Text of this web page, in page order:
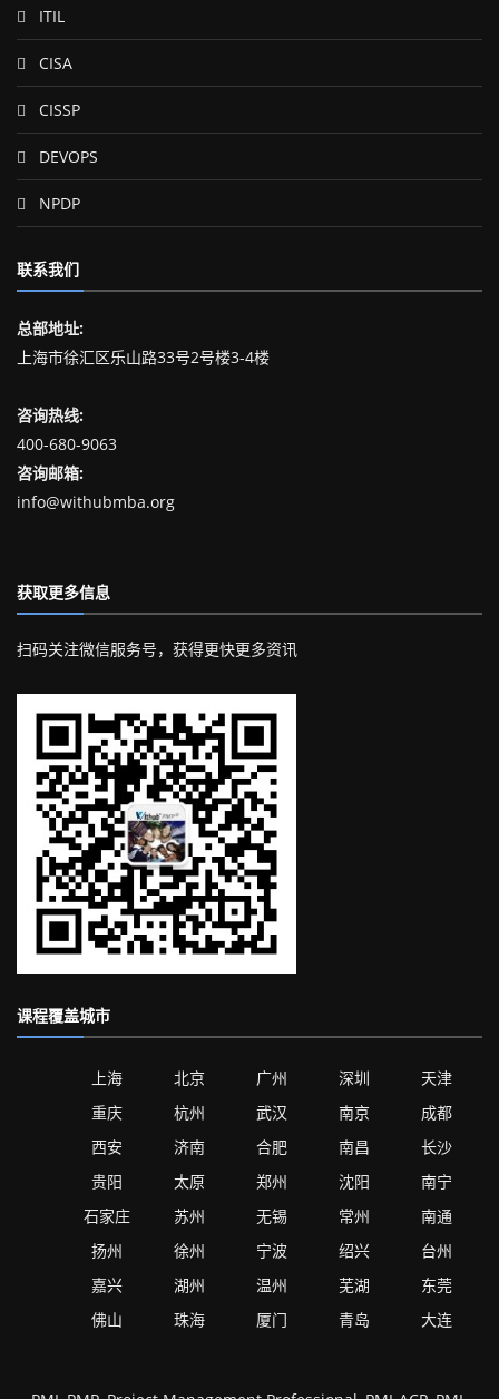
ITIL
CISA
CISSP
DEVOPS
NPDP
联系我们
总部地址:
上海市徐汇区乐山路33号2号楼3-4楼
咨询热线:
400-680-9063
咨询邮箱:
info@withubmba.org
获取更多信息
扫码关注微信服务号，获得更快更多资讯
课程覆盖城市
上海 北京 广州 深圳
天津
重庆
杭州 武汉 南京
成都
西安
济南 合肥 南昌
长沙
贵阳
太原 郑州 沈阳
南宁
石家庄
苏州 无锡 常州
南通
扬州
徐州 宁波 绍兴
台州
嘉兴
湖州 温州 芜湖
东莞
佛山
珠海 厦门 青岛 大连